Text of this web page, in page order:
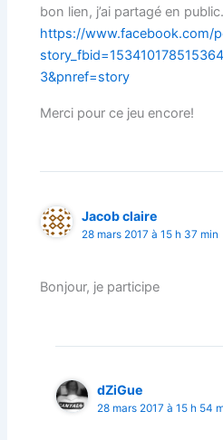
bon lien, j’ai partagé en public.
https://www.facebook.com/
3&pnref=story
Merci pour ce jeu encore!
Jacob claire
28 mars 2017 à 15 h 37 min
Bonjour, je participe
dZiGue
28 mars 2017 à 15 h 54